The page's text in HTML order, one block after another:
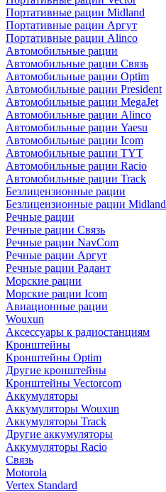
Портативные рации Midland
Портативные рации Аргут
Портативные рации Alinco
Автомобильные рации
Автомобильные рации Связь
Автомобильные рации Optim
Автомобильные рации President
Автомобильные рации MegaJet
Автомобильные рации Alinco
Автомобильные рации Yaesu
Автомобильные рации Icom
Автомобильные рации TYT
Автомобильные рации Racio
Автомобильные рации Track
Безлицензионные рации
Безлицензионные рации Midland
Речные рации
Речные рации Связь
Речные рации NavCom
Речные рации Аргут
Речные рации Радант
Морские рации
Морские рации Icom
Авиационные рации
Wouxun
Аксессуары к радиостанциям
Кронштейны
Кронштейны Optim
Другие кронштейны
Кронштейны Vectorcom
Аккумуляторы
Аккумуляторы Wouxun
Аккумуляторы Track
Другие аккумуляторы
Аккумуляторы Racio
Связь
Motorola
Vertex Standard